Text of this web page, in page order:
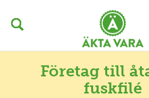
Företag till
fuskfilé